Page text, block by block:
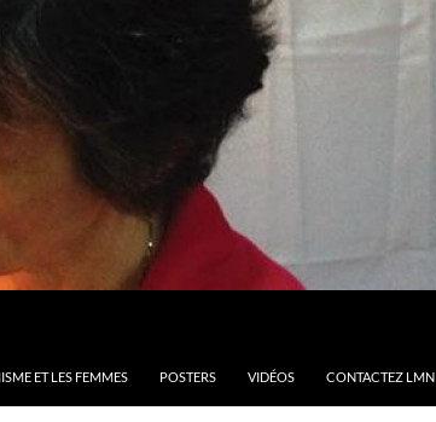
ET LES FEMMES POSTERS VIDÉOS CONTACTEZ LMN